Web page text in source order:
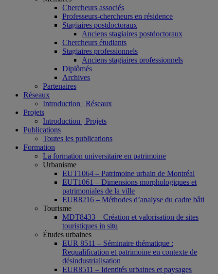
Chercheurs associés
Professeurs-chercheurs en résidence
Stagiaires postdoctoraux
Anciens stagiaires postdoctoraux
Chercheurs étudiants
Stagiaires professionnels
Anciens stagiaires professionnels
Diplômés
Archives
Partenaires
Réseaux
Introduction | Réseaux
Projets
Introduction | Projets
Publications
Toutes les publications
Formation
La formation universitaire en patrimoine
Urbanisme
EUT1064 – Patrimoine urbain de Montréal
EUT1061 – Dimensions morphologiques et
patrimoniales de la ville
EUR8216 – Méthodes d’analyse du cadre bâti
Tourisme
MDT8433 – Création et valorisation de sites
touristiques in situ
Études urbaines
EUR 8511 – Séminaire thématique :
Requalification et patrimoine en contexte de
désindustrialisation
EUR8511 – Identités urbaines et paysages